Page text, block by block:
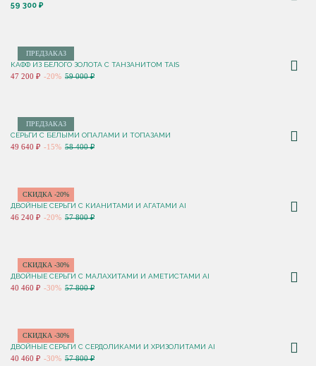
59 300 ₽
ПРЕДЗАКАЗ
КАФФ ИЗ БЕЛОГО ЗОЛОТА С ТАНЗАНИТОМ TAIS
47 200 ₽ -20% 59 000 ₽
ПРЕДЗАКАЗ
СЕРЬГИ С БЕЛЫМИ ОПАЛАМИ И ТОПАЗАМИ
49 640 ₽ -15% 58 400 ₽
СКИДКА -20%
ДВОЙНЫЕ СЕРЬГИ С КИАНИТАМИ И АГАТАМИ AI
46 240 ₽ -20% 57 800 ₽
СКИДКА -30%
ДВОЙНЫЕ СЕРЬГИ С МАЛАХИТАМИ И АМЕТИСТАМИ AI
40 460 ₽ -30% 57 800 ₽
СКИДКА -30%
ДВОЙНЫЕ СЕРЬГИ С СЕРДОЛИКАМИ И ХРИЗОЛИТАМИ AI
40 460 ₽ -30% 57 800 ₽